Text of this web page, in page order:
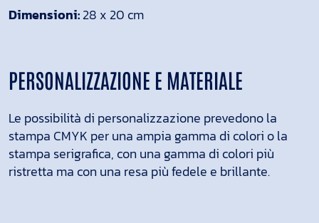
Dimensioni:28 x 20 cm
PERSONALIZZAZIONE E MATERIALE
Le possibilità di personalizzazione prevedono la
stampa CMYK per una ampia gamma di colori o la
stampa serigrafica, con una gamma di colori più
ristretta ma con una resa più fedele e brillante.